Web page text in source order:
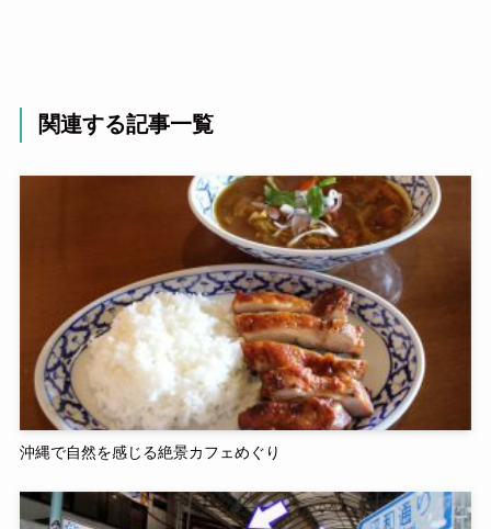
関連する記事一覧
沖縄で自然を感じる絶景カフェめぐり